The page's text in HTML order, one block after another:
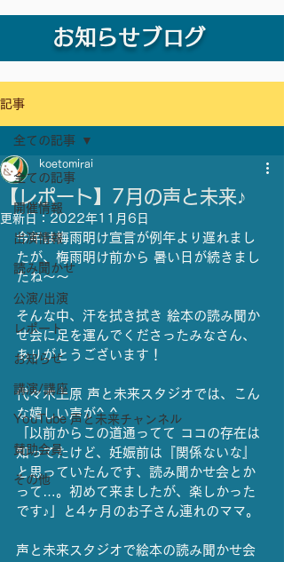
お知らせブログ
記事
全ての記事
開催情報
出演情報
読み聞かせ
公演/出演
レポート
お知らせ
講演/講座
YouTube 声と未来チャンネル
賛助会員
その他
全ての記事
【レポート】7月の声と未来♪
koetomirai
更新日： 2022年11月6日
今年は梅雨明け宣言が例年より遅れまし
たが、梅雨明け前から 暑い日が続きまし
たね〜〜
そんな中、汗を拭き拭き 絵本の読み聞か
せ会に足を運んでくださったみなさん、
ありがとうございます！
代々木上原 声と未来スタジオでは、こん
な嬉しい声が^ ^
「以前からこの道通ってて ココの存在は
知ってたけど、妊娠前は『関係ないな』
と思っていたんです、読み聞かせ会とか
って…。初めて来ましたが、楽しかった
です♪」と4ヶ月のお子さん連れのママ。
声と未来スタジオで絵本の読み聞かせ会